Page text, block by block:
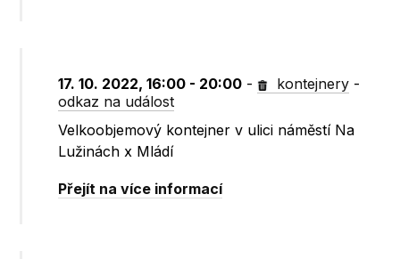
17. 10. 2022, 16:00 - 20:00 - kontejnery -
odkaz na událost
Velkoobjemový kontejner v ulici náměstí Na
Lužinách x Mládí
Přejít na více informací